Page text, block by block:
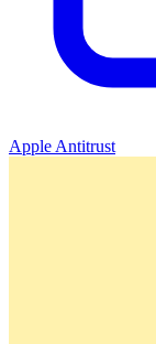
Apple Antitrust